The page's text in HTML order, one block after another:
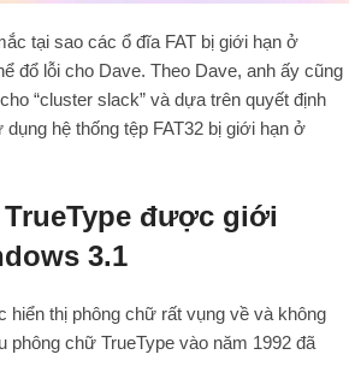
tại sao các ổ đĩa FAT bị giới hạn ở
đổ lỗi cho Dave. Theo Dave, anh ấy cũng
“cluster slack” và dựa trên quyết định
hệ thống tệp FAT32 bị giới hạn ở
được giới
3.1
hiển thị phông chữ rất vụng về và không
phông chữ TrueType vào năm 1992 đã